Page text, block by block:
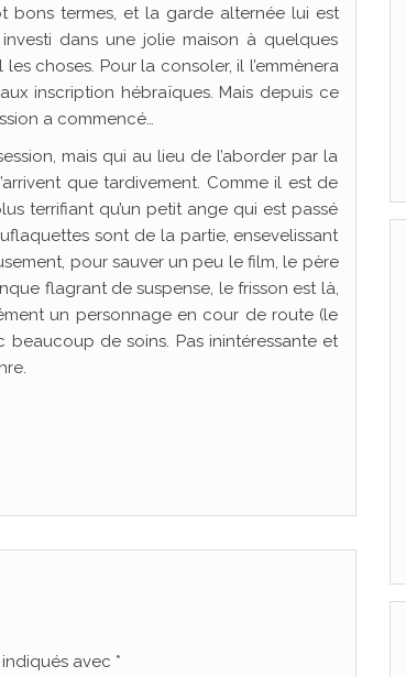
bons termes, et la garde alternée lui est
dans une jolie maison à quelques
choses. Pour la consoler, il l’emmènera
inscription hébraïques. Mais depuis ce
a commencé…
mais qui au lieu de l’aborder par la
que tardivement. Comme il est de
terrifiant qu’un petit ange qui est passé
sont de la partie, ensevelissant
pour sauver un peu le film, le père
flagrant de suspense, le frisson est là,
un personnage en cour de route (le
de soins. Pas inintéressante et
avec *